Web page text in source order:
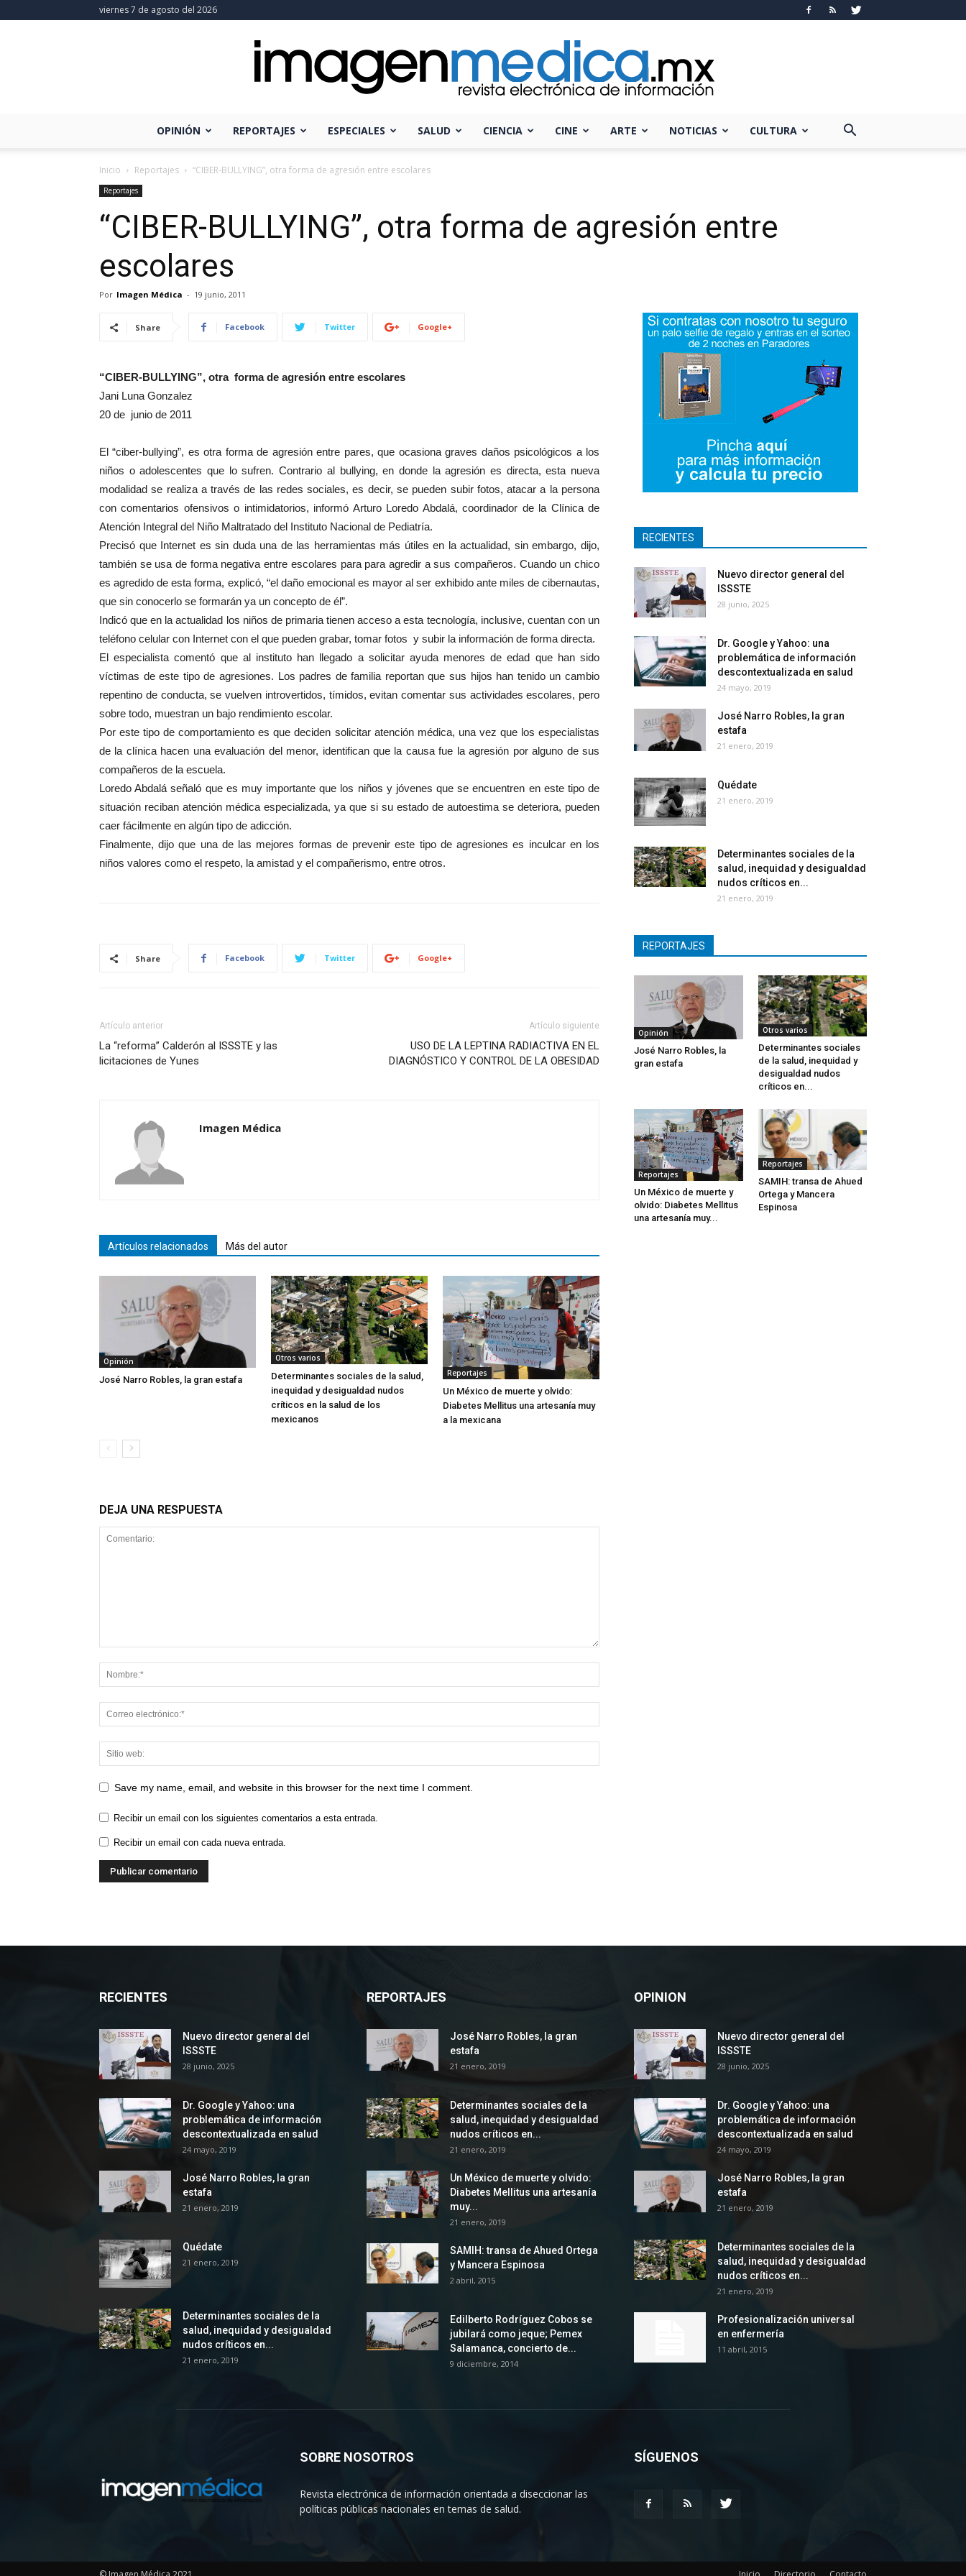
viernes 7 de agosto del 2026
OPINIÓN REPORTAJES ESPECIALES SALUD CIENCIA CINE ARTE NOTICIAS CULTURA
Inicio Reportajes “CIBER-BULLYING”, otra forma de agresión entre escolares
Reportajes
“CIBER-BULLYING”, otra forma de agresión entre
escolares
Por Imagen Médica - 19 junio, 2011
Share Facebook Twitter Google+
“CIBER-BULLYING”, otra forma de agresión entre escolares
Jani Luna Gonzalez
20 de junio de 2011
El “ciber-bullying”, es otra forma de agresión entre pares, que ocasiona graves daños psicológicos a los
niños o adolescentes que lo sufren. Contrario al bullying, en donde la agresión es directa, esta nueva
modalidad se realiza a través de las redes sociales, es decir, se pueden subir fotos, atacar a la persona
con comentarios ofensivos o intimidatorios, informó Arturo Loredo Abdalá, coordinador de la Clínica de
Atención Integral del Niño Maltratado del Instituto Nacional de Pediatría.
Precisó que Internet es sin duda una de las herramientas más útiles en la actualidad, sin embargo, dijo,
también se usa de forma negativa entre escolares para para agredir a sus compañeros. Cuando un chico
es agredido de esta forma, explicó, “el daño emocional es mayor al ser exhibido ante miles de cibernautas,
que sin conocerlo se formarán ya un concepto de él”.
Indicó que en la actualidad los niños de primaria tienen acceso a esta tecnología, inclusive, cuentan con un
teléfono celular con Internet con el que pueden grabar, tomar fotos y subir la información de forma directa.
El especialista comentó que al instituto han llegado a solicitar ayuda menores de edad que han sido
víctimas de este tipo de agresiones. Los padres de familia reportan que sus hijos han tenido un cambio
repentino de conducta, se vuelven introvertidos, tímidos, evitan comentar sus actividades escolares, pero
sobre todo, muestran un bajo rendimiento escolar.
Por este tipo de comportamiento es que deciden solicitar atención médica, una vez que los especialistas
de la clínica hacen una evaluación del menor, identifican que la causa fue la agresión por alguno de sus
compañeros de la escuela.
Loredo Abdalá señaló que es muy importante que los niños y jóvenes que se encuentren en este tipo de
situación reciban atención médica especializada, ya que si su estado de autoestima se deteriora, pueden
caer fácilmente en algún tipo de adicción.
Finalmente, dijo que una de las mejores formas de prevenir este tipo de agresiones es inculcar en los
niños valores como el respeto, la amistad y el compañerismo, entre otros.
Share Facebook Twitter Google+
Artículo anterior
La “reforma” Calderón al ISSSTE y las
licitaciones de Yunes
Artículo siguiente
USO DE LA LEPTINA RADIACTIVA EN EL
DIAGNÓSTICO Y CONTROL DE LA OBESIDAD
Imagen Médica
Artículos relacionados Más del autor
Opinión
José Narro Robles, la gran estafa
Otros varios
Determinantes sociales de la salud,
inequidad y desigualdad nudos
críticos en la salud de los
mexicanos
Reportajes
Un México de muerte y olvido:
Diabetes Mellitus una artesanía muy
a la mexicana
DEJA UNA RESPUESTA
Save my name, email, and website in this browser for the next time I comment.
Recibir un email con los siguientes comentarios a esta entrada.
Recibir un email con cada nueva entrada.
RECIENTES
Nuevo director general del
ISSSTE
28 junio, 2025
Dr. Google y Yahoo: una
problemática de información
descontextualizada en salud
24 mayo, 2019
José Narro Robles, la gran
estafa
21 enero, 2019
Quédate
21 enero, 2019
Determinantes sociales de la
salud, inequidad y desigualdad
nudos críticos en...
21 enero, 2019
REPORTAJES
Opinión
José Narro Robles, la
gran estafa
Otros varios
Determinantes sociales
de la salud, inequidad y
desigualdad nudos
críticos en...
Reportajes
Un México de muerte y
olvido: Diabetes Mellitus
una artesanía muy...
Reportajes
SAMIH: transa de Ahued
Ortega y Mancera
Espinosa
RECIENTES
Nuevo director general del
ISSSTE
28 junio, 2025
Dr. Google y Yahoo: una
problemática de información
descontextualizada en salud
24 mayo, 2019
José Narro Robles, la gran
estafa
21 enero, 2019
Quédate
21 enero, 2019
Determinantes sociales de la
salud, inequidad y desigualdad
nudos críticos en...
21 enero, 2019
REPORTAJES
José Narro Robles, la gran
estafa
21 enero, 2019
Determinantes sociales de la
salud, inequidad y desigualdad
nudos críticos en...
21 enero, 2019
Un México de muerte y olvido:
Diabetes Mellitus una artesanía
muy...
21 enero, 2019
SAMIH: transa de Ahued Ortega
y Mancera Espinosa
2 abril, 2015
Edilberto Rodríguez Cobos se
jubilará como jeque; Pemex
Salamanca, concierto de...
9 diciembre, 2014
OPINION
Nuevo director general del
ISSSTE
28 junio, 2025
Dr. Google y Yahoo: una
problemática de información
descontextualizada en salud
24 mayo, 2019
José Narro Robles, la gran
estafa
21 enero, 2019
Determinantes sociales de la
salud, inequidad y desigualdad
nudos críticos en...
21 enero, 2019
Profesionalización universal
en enfermería
11 abril, 2015
SOBRE NOSOTROS
Revista electrónica de información orientada a diseccionar las
políticas públicas nacionales en temas de salud.
SÍGUENOS